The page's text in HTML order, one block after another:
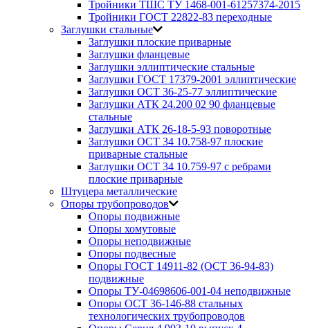
Тройники ТШС ТУ 1468-001-61257374-2015
Тройники ГОСТ 22822-83 переходные
Заглушки стальные
Заглушки плоские приварные
Заглушки фланцевые
Заглушки эллиптические стальные
Заглушки ГОСТ 17379-2001 эллиптические
Заглушки ОСТ 36-25-77 эллиптические
Заглушки АТК 24.200 02 90 фланцевые
стальные
Заглушки АТК 26-18-5-93 поворотные
Заглушки ОСТ 34 10.758-97 плоские
приварные стальные
Заглушки ОСТ 34 10.759-97 с ребрами
плоские приварные
Штуцера металлические
Опоры трубопроводов
Опоры подвижные
Опоры хомутовые
Опоры неподвижные
Опоры подвесные
Опоры ГОСТ 14911-82 (ОСТ 36-94-83)
подвижные
Опоры ТУ-04698606-001-04 неподвижные
Опоры ОСТ 36-146-88 стальных
технологических трубопроводов